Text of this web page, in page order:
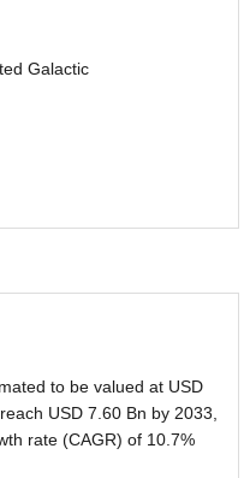
Galactic
to be valued at USD
USD 7.60 Bn by 2033,
rate (CAGR) of 10.7%